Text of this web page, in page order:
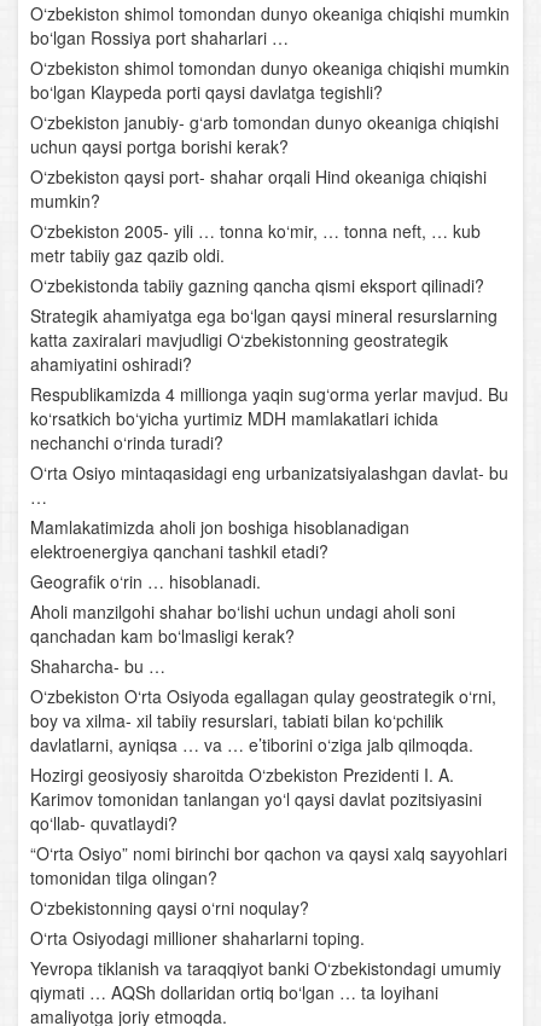
Shimoliy Amerika
Yevrosiyo. Yevrosiyo materigining umumiy geografik
xususiyatlari
Yevrosiyoning yirik tabiiy- geografik rayonlari
O‘rta Osiyo o‘lkasining umumiy geografik tavsifi
Geografik xaritalar, atlaslar, globus va ular bilan ishlash
O‘rta Osiyoning geologik tuzilishi va relyefi
O‘rta Osiyo iqlimi
O‘rta Osiyo suvlari
O‘rta Osiyo tuproqlari, o‘simliklari va hayvonot dunyosi
O‘rta Osiyoning hududiy tavsifi
O‘zbekistonning tabiiy-geografik xususiyatlari, geologik
tuzilishi, yer yuzasining taraqqiyoti
O‘zbekiston iqlimi, ichki suvlari va suv boyliklari hamda
ularni muhofaza qilish
O‘zbekistonning tuproqlari, o‘simlik va hayvonot
dunyosi. Tabiiy boyliklar va ularni muhofaza qilish
Tabiat komplekslari tavsifi. Chirchiq- Ohangaron tabiiy-
geografik o‘lkasi
Farg‘ona vodiysi
Mirzacho‘l
Zarafshon vodiysi
O‘zbekiston shimol tomondan dunyo okeaniga chiqishi mumkin
bo‘lgan Rossiya port shaharlari …
O‘zbekiston shimol tomondan dunyo okeaniga chiqishi mumkin
bo‘lgan Klaypeda porti qaysi davlatga tegishli?
O‘zbekiston janubiy- g‘arb tomondan dunyo okeaniga chiqishi
uchun qaysi portga borishi kerak?
O‘zbekiston qaysi port- shahar orqali Hind okeaniga chiqishi
mumkin?
O‘zbekiston 2005- yili … tonna ko‘mir, … tonna neft, … kub
metr tabiiy gaz qazib oldi.
O‘zbekistonda tabiiy gazning qancha qismi eksport qilinadi?
Strategik ahamiyatga ega bo‘lgan qaysi mineral resurslarning
katta zaxiralari mavjudligi O‘zbekistonning geostrategik
ahamiyatini oshiradi?
Respublikamizda 4 millionga yaqin sug‘orma yerlar mavjud. Bu
ko‘rsatkich bo‘yicha yurtimiz MDH mamlakatlari ichida
nechanchi o‘rinda turadi?
O‘rta Osiyo mintaqasidagi eng urbanizatsiyalashgan davlat- bu
…
Mamlakatimizda aholi jon boshiga hisoblanadigan
elektroenergiya qanchani tashkil etadi?
Geografik o‘rin … hisoblanadi.
Aholi manzilgohi shahar bo‘lishi uchun undagi aholi soni
qanchadan kam bo‘lmasligi kerak?
Shaharcha- bu …
O‘zbekiston O‘rta Osiyoda egallagan qulay geostrategik o‘rni,
boy va xilma- xil tabiiy resurslari, tabiati bilan ko‘pchilik
davlatlarni, ayniqsa … va … e’tiborini o‘ziga jalb qilmoqda.
Hozirgi geosiyosiy sharoitda O‘zbekiston Prezidenti I. A.
Karimov tomonidan tanlangan yo‘l qaysi davlat pozitsiyasini
qo‘llab- quvatlaydi?
“O‘rta Osiyo” nomi birinchi bor qachon va qaysi xalq sayyohlari
tomonidan tilga olingan?
O‘zbekistonning qaysi o‘rni noqulay?
O‘rta Osiyodagi millioner shaharlarni toping.
Yevropa tiklanish va taraqqiyot banki O‘zbekistondagi umumiy
qiymati … AQSh dollaridan ortiq bo‘lgan … ta loyihani
amaliyotga joriy etmoqda.